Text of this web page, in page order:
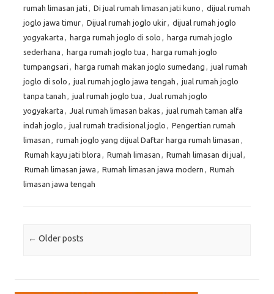
rumah limasan jati , Di jual rumah limasan jati kuno , dijual rumah
joglo jawa timur, Dijual rumah joglo ukir, dijual rumah joglo
yogyakarta , harga rumah joglo di solo , harga rumah joglo
sederhana , harga rumah joglo tua , harga rumah joglo
tumpangsari , harga rumah makan joglo sumedang , jual rumah
joglo di solo , jual rumah joglo jawa tengah , jual rumah joglo
tanpa tanah , jual rumah joglo tua , Jual rumah joglo
yogyakarta , Jual rumah limasan bakas , jual rumah taman alfa
indah joglo , jual rumah tradisional joglo , Pengertian rumah
limasan , rumah joglo yang dijual Daftar harga rumah limasan ,
Rumah kayu jati blora , Rumah limasan , Rumah limasan di jual,
Rumah limasan jawa , Rumah limasan jawa modern , Rumah
limasan jawa tengah
Post navigation
← Older posts